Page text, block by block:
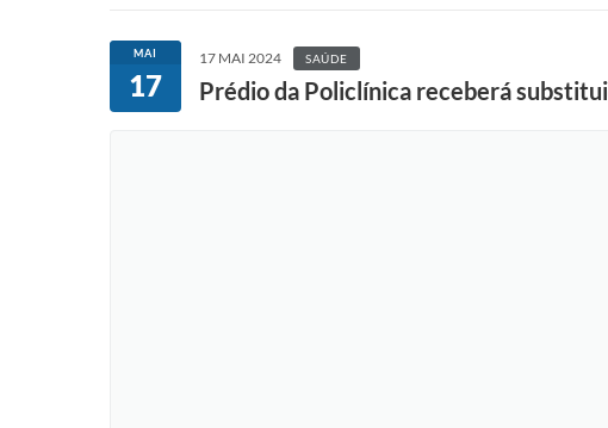
Concursos e Processos Seletivos
Esporte
MAI
17
17 MAI 2024 SAÚDE
Prédio da Policlínica receberá